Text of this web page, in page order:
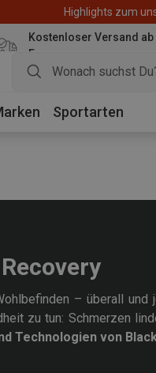
Highlights zum
Kostenloser Versand ab
Euro
Sportarten
– überall und
zu tun: Schmerzen
Technologien von